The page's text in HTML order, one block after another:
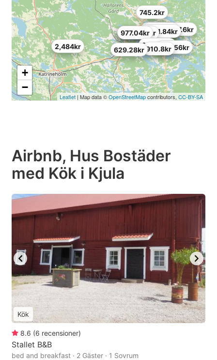
844.56kr
2,301.84kr
910.8kr
629.28kr
1,407.6kr
761.76kr
2,657.88kr
977.04kr803.16kr
919.08kr
745.2kr
596.16kr
298.08kr
2,484kr
+
−
Leaflet | Map data ©OpenStreetMapcontributors, CC-BY-SA
Airbnb, Hus Bostäder
med Kök i Kjula
Kök
8.6 (6 recensioner)
Stallet B&B
bed and breakfast · 2 Gäster · 1 Sovrum